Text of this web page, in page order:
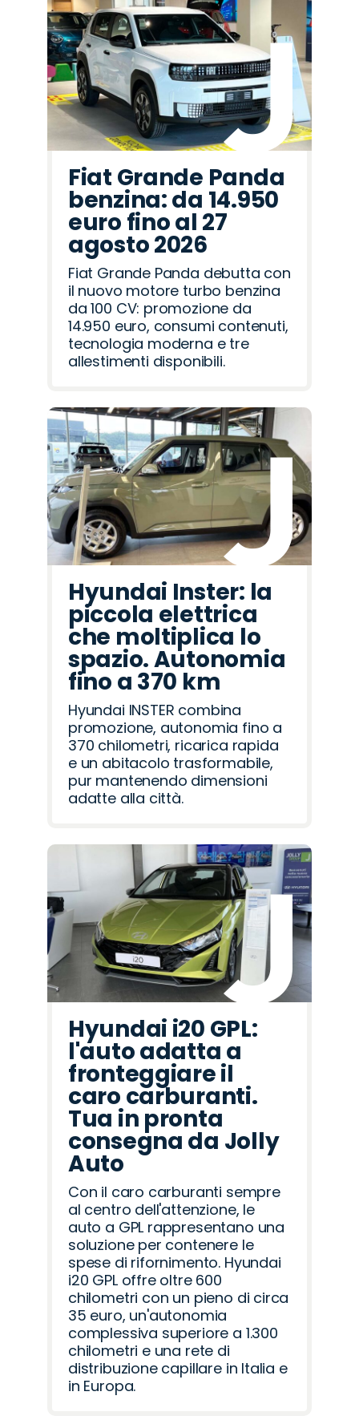
Fiat Grande Panda
benzina: da 14.950
euro fino al 27
agosto 2026
Fiat Grande Panda debutta con
il nuovo motore turbo benzina
da 100 CV: promozione da
14.950 euro, consumi contenuti,
tecnologia moderna e tre
allestimenti disponibili.
Hyundai Inster: la
piccola elettrica
che moltiplica lo
spazio. Autonomia
fino a 370 km
Hyundai INSTER combina
promozione, autonomia fino a
370 chilometri, ricarica rapida
e un abitacolo trasformabile,
pur mantenendo dimensioni
adatte alla città.
Hyundai i20 GPL:
l'auto adatta a
fronteggiare il
caro carburanti.
Tua in pronta
consegna da Jolly
Auto
Con il caro carburanti sempre
al centro dell'attenzione, le
auto a GPL rappresentano una
soluzione per contenere le
spese di rifornimento. Hyundai
i20 GPL offre oltre 600
chilometri con un pieno di circa
35 euro, un'autonomia
complessiva superiore a 1.300
chilometri e una rete di
distribuzione capillare in Italia e
in Europa.